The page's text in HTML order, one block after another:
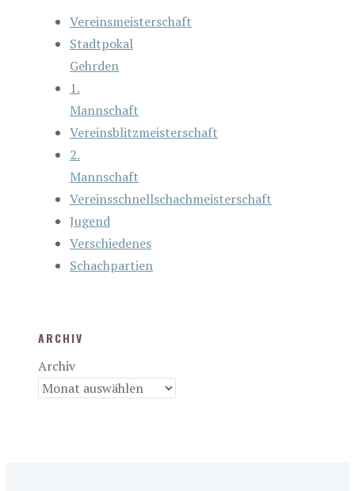
Vereinsmeisterschaft
Stadtpokal
Gehrden
1.
Mannschaft
Vereinsblitzmeisterschaft
2.
Mannschaft
Vereinsschnellschachmeisterschaft
Jugend
Verschiedenes
Schachpartien
ARCHIV
Archiv